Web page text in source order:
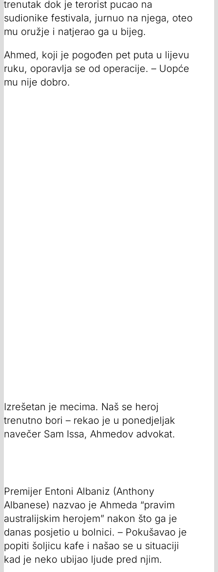
trenutak dok je terorist pucao na
sudionike festivala, jurnuo na njega, oteo
mu oružje i natjerao ga u bijeg.
Ahmed, koji je pogođen pet puta u lijevu
ruku, oporavlja se od operacije. – Uopće
mu nije dobro.
Izrešetan je mecima. Naš se heroj
trenutno bori – rekao je u ponedjeljak
navečer Sam Issa, Ahmedov advokat.
Premijer Entoni Albaniz (Anthony
Albanese) nazvao je Ahmeda “pravim
australijskim herojem” nakon što ga je
danas posjetio u bolnici. – Pokušavao je
popiti šoljicu kafe i našao se u situaciji
kad je neko ubijao ljude pred njim.